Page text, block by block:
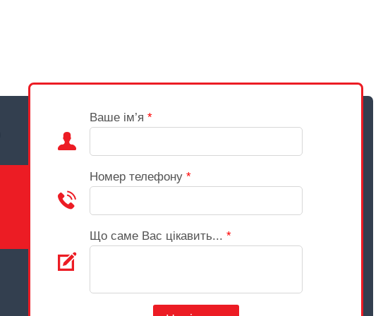
Ваше ім’я *
Номер телефону *
Що саме Вас цікавить... *